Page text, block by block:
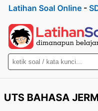
Latihan Soal Online -
UTS BAHASA